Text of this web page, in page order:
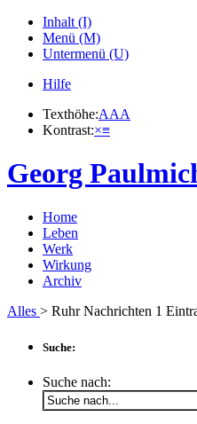
Inhalt (I)
Menü (M)
Untermenü (U)
Hilfe
Texthöhe:AAA
Kontrast:×≡
Georg
Home
Leben
Werk
Wirkung
Archiv
Alles > Ruhr Nachrichten 1
Suche:
Suche nach: